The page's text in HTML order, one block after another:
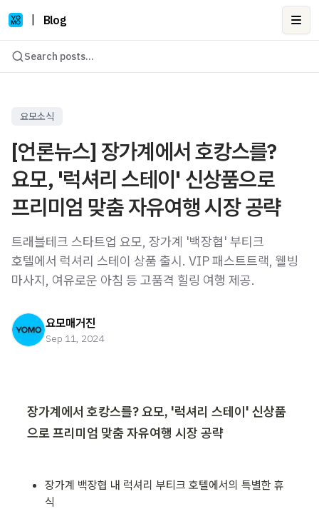
Blog
Search posts...
요모소식
[언론뉴스] 장가계에서 호캉스를?
요모, '럭셔리 스테이' 신상품으로
프리미엄 맞춤 자유여행 시장 공략
트래블테크 스타트업 요모, 장가계 '백장협' 부티크
호텔에서 럭셔리 스테이 상품 출시. VIP 패스트트랙, 웰빙
마사지, 여유로운 아침 등 고품격 힐링 여행 제공.
요모매거진
Sep 11, 2024
장가계에서 호캉스를? 요모, '럭셔리 스테이' 신상품
으로 프리미엄 맞춤 자유여행 시장 공략
장가계 백장협 내 럭셔리 부티크 호텔에서의 특별한 휴
식